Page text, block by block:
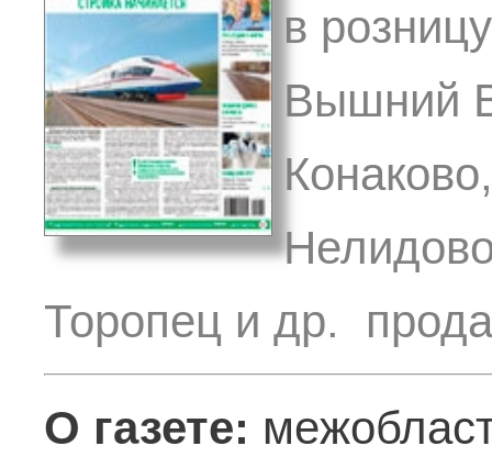
в
Вышний
Торопец и др.
О газете: